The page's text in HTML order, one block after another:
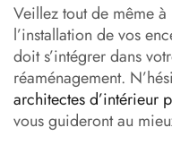
Veillez tout de même
l’installation de vos
doit s’intégrer dans
réaménagement.
architectes d’intérieur
vous guideront au